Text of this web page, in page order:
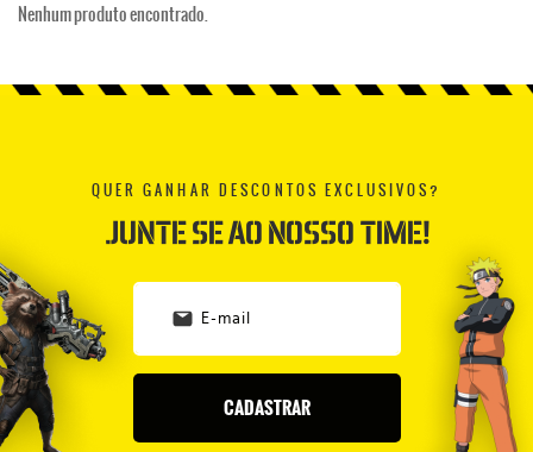
Nenhum produto encontrado.
QUER GANHAR DESCONTOS EXCLUSIVOS?
JUNTE SE AO NOSSO TIME!
CADASTRAR